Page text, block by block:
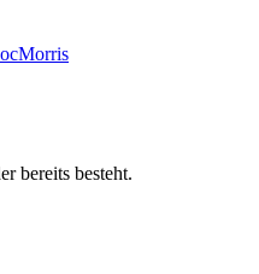
bereits besteht.